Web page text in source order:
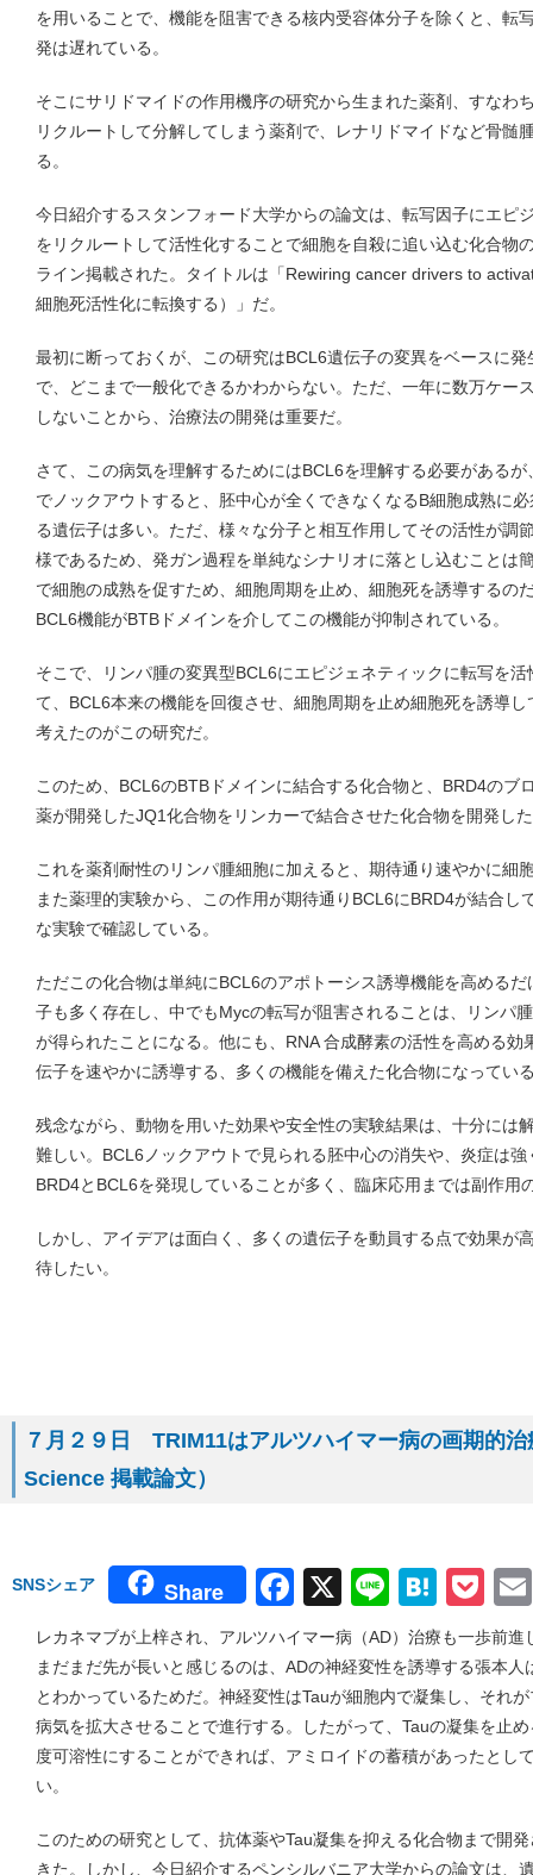
を用いることで、機能を阻害できる核内受容体分子を除くと、転
発は遅れている。
そこにサリドマイドの作用機序の研究から生まれた薬剤、すなわ
リクルートして分解してしまう薬剤で、レナリドマイドなど骨髄
る。
今日紹介するスタンフォード大学からの論文は、転写因子にエピ
をリクルートして活性化することで細胞を自殺に追い込む化合物
ライン掲載された。タイトルは「Rewiring cancer drivers to
細胞死活性化に転換する）」だ。
最初に断っておくが、この研究はBCL6遺伝子の変異をベースに
で、どこまで一般化できるかわからない。ただ、一年に数万ケー
しないことから、治療法の開発は重要だ。
さて、この病気を理解するためにはBCL6を理解する必要がある
でノックアウトすると、胚中心が全くできなくなるB細胞成熟に
る遺伝子は多い。ただ、様々な分子と相互作用してその活性が調
様であるため、発ガン過程を単純なシナリオに落とし込むことは
で細胞の成熟を促すため、細胞周期を止め、細胞死を誘導するの
BCL6機能がBTBドメインを介してこの機能が抑制されている。
そこで、リンパ腫の変異型BCL6にエピジェネティックに転写を
て、BCL6本来の機能を回復させ、細胞周期を止め細胞死を誘導
考えたのがこの研究だ。
このため、BCL6のBTBドメインに結合する化合物と、BRD4のブ
薬が開発したJQ1化合物をリンカーで結合させた化合物を開発し
これを薬剤耐性のリンパ腫細胞に加えると、期待通り速やかに細
また薬理的実験から、この作用が期待通りBCL6にBRD4が結合し
な実験で確認している。
ただこの化合物は単純にBCL6のアポトーシス誘導機能を高める
子も多く存在し、中でもMycの転写が阻害されることは、リンパ
が得られたことになる。他にも、RNA 合成酵素の活性を高める
伝子を速やかに誘導する、多くの機能を備えた化合物になってい
残念ながら、動物を用いた効果や安全性の実験結果は、十分には
難しい。BCL6ノックアウトで見られる胚中心の消失や、炎症は
BRD4とBCL6を発現していることが多く、臨床応用までは副作用
しかし、アイデアは面白く、多くの遺伝子を動員する点で効果が
待したい。
７月２９日 TRIM11はアルツハイマー病の画期的
Science 掲載論文）
SNSシェア Share Facebook
X Line
レカネマブが上梓され、アルツハイマー病（AD）治療も一歩前
まだまだ先が長いと感じるのは、ADの神経変性を誘導する張本
とわかっているためだ。神経変性はTauが細胞内で凝集し、それ
病気を拡大させることで進行する。したがって、Tauの凝集を止
度可溶性にすることができれば、アミロイドの蓄積があったとし
い。
このための研究として、抗体薬やTau凝集を抑える化合物まで開
きた。しかし、今日紹介するペンシルバニア大学からの論文は、